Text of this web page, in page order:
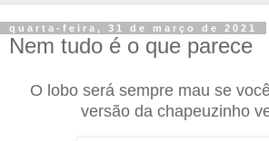
quarta-feira, 31 de março de 2021
Nem tudo é o que parece
O lobo será sempre mau se
versão da chapeuzinho